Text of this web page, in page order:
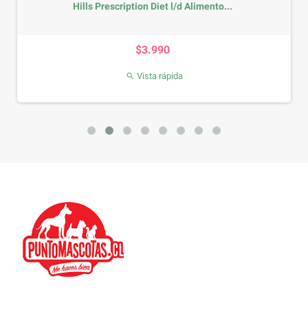
Hills Prescription Diet l/d Alimento...
$3.990
 Vista rápida